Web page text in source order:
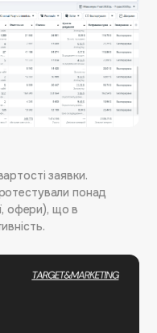
заявки.
понад
офери), що в